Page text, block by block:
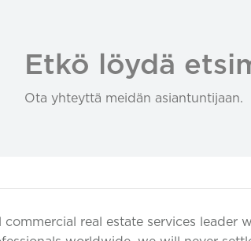
Etkö löydä
Ota yhteyttä meidän asiantuntijaan.
commercial real estate services leader